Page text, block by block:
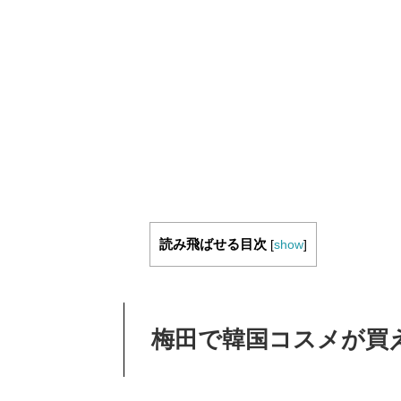
読み飛ばせる目次 [show]
梅田で韓国コスメが買